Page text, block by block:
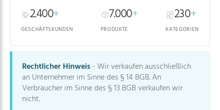
2.400+
GESCHÄFTSKUNDEN
7.000+
PRODUKTE
230+
KATEGORIEN
Rechtlicher Hinweis- Wir verkaufen ausschließlich
an Unternehmer im Sinne des § 14 BGB. An
Verbraucher im Sinne des § 13 BGB verkaufen wir
nicht.